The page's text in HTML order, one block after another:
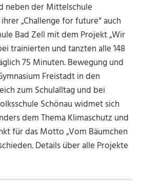
neben der Mittelschule
„Challenge for future“ auch
Bad Zell mit dem Projekt „Wir
trainierten und tanzten alle 148
75 Minuten. Bewegung und
Freistadt in den
zum Schulalltag und bei
Schönau widmet sich
dem Thema Klimaschutz und
für das Motto „Vom Bäumchen
Details über alle Projekte